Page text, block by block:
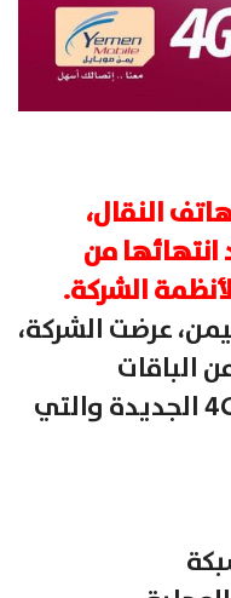
النقال،
من
الشركة.
عرضت الشركة،
الباقات
الجديدة، منها باقة سوبر 4G الجديدة والتي